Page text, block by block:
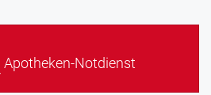
Apotheken-Notdienst